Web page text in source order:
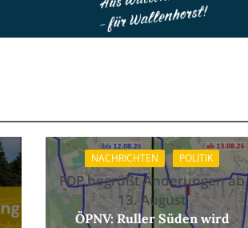
NACHRICHTEN POLITIK
FDP begrüßt Änderungen ab
13. August
ÖPNV: Ruller Süden wird